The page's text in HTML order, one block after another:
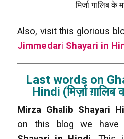
मिर्जा गालिब के
Also, visit this glorious
Jimmedari Shayari in
Last words on
Hindi (मिर्ज़ा ग़ालिब
Mirza Ghalib Shayari
on this blog we have